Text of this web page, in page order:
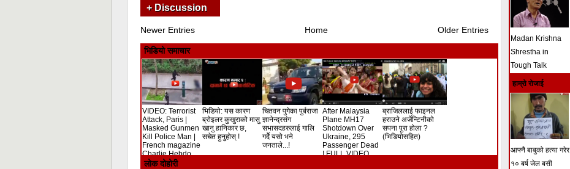
+ Discussion
Newer Entries Older Entries
Home
भिडियो समाचार
VIDEO: Terrorist
Attack, Paris |
Masked Gunmen
Kill Police Man |
French magazine
Charlie Hebdo
Shooting
भिडियो: यस कारण
ब्रोइलर कुखुराको मासु
खानु हानिकार छ,
सचेत हुनुहोस् !
चितवन पुगेका पुर्बराजा
ज्ञानेन्द्रसंग
सभासदहरुलाई गालि
गर्देे यसो भने
जनताले...!
After Malaysia
Plane MH17
Shotdown Over
Ukraine, 295
Passenger Dead
! FULL VIDEO
ब्राजिललाई फाइनल
हराउने अर्जेन्टिनीको
सपना पुरा होला ?
(भिडियोसहित)
लोक दोहोरी
Madan Krishna
Shrestha in
Tough Talk
हाम्रो रोजाई
आफ्नै बाबुको हत्या गरेर
१० बर्ष जेल बसी